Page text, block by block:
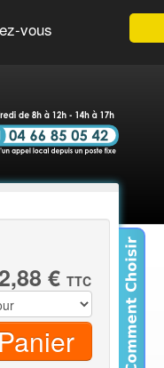
vous
€ TTC